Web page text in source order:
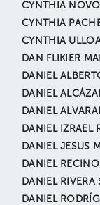
CYNTHIA
CYNTHIA
CYNTHIA
DAN FLIKIER
DANIEL
DANIEL
DANIEL
DANIEL IZRAEL
DANIEL JESUS
DANIEL
DANIEL RIVERA
DANIEL